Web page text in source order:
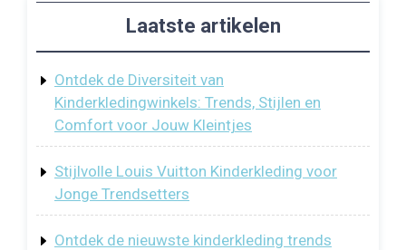
Laatste artikelen
Ontdek de Diversiteit van
Kinderkledingwinkels: Trends, Stijlen en
Comfort voor Jouw Kleintjes
Stijlvolle Louis Vuitton Kinderkleding voor
Jonge Trendsetters
Ontdek de nieuwste kinderkleding trends